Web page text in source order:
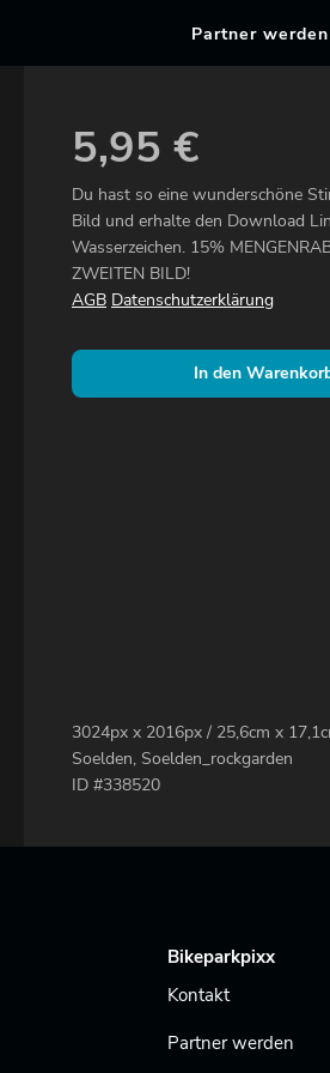
Partner werden
5,95 €
Du hast so eine wunderschöne
Bild und erhalte den Download
Wasserzeichen. 15%
ZWEITEN BILD!
AGB Datenschutzerklärung
In den
3024px x 2016px / 25,6cm x
Soelden, Soelden_rockgarden
ID #338520
Bikeparkpixx
Kontakt
Partner werden